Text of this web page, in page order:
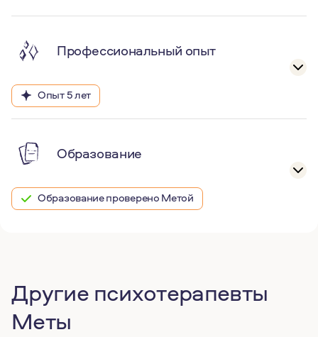
Профессиональный опыт
Опыт 5 лет
Образование
Образование проверено Метой
Другие психотерапевты
Меты